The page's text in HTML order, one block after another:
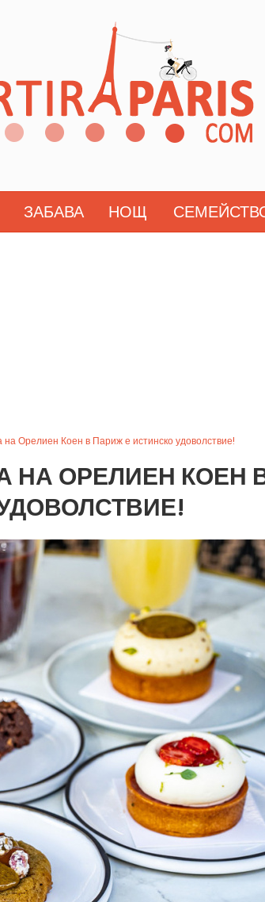
ЗАБАВА НОЩ
Орелиен Коен в Париж е истинско удоволствие!
НА ОРЕЛИЕН КОЕН